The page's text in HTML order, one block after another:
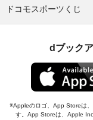
ドコモスポーツくじ
dブック
Appleのロゴ、App Storeは
す。App Storeは、Apple